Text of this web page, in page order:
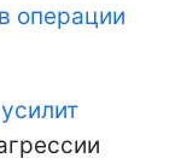
операции